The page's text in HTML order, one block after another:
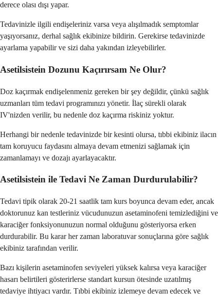
derece olası dışı yapar.
Tedavinizle ilgili endişeleriniz varsa veya alışılmadık semptomlar
yaşıyorsanız, derhal sağlık ekibinize bildirin. Gerekirse tedavinizde
ayarlama yapabilir ve sizi daha yakından izleyebilirler.
Asetilsistein Dozunu Kaçırırsam Ne Olur?
Doz kaçırmak endişelenmeniz gereken bir şey değildir, çünkü sağlık
uzmanları tüm tedavi programınızı yönetir. İlaç sürekli olarak
IV'nizden verilir, bu nedenle doz kaçırma riskiniz yoktur.
Herhangi bir nedenle tedavinizde bir kesinti olursa, tıbbi ekibiniz ilacın
tam koruyucu faydasını almaya devam etmenizi sağlamak için
zamanlamayı ve dozajı ayarlayacaktır.
Asetilsistein ile Tedavi Ne Zaman Durdurulabilir?
Tedavi tipik olarak 20-21 saatlik tam kurs boyunca devam eder, ancak
doktorunuz kan testleriniz vücudunuzun asetaminofeni temizlediğini ve
karaciğer fonksiyonunuzun normal olduğunu gösteriyorsa erken
durdurabilir. Bu karar her zaman laboratuvar sonuçlarına göre sağlık
ekibiniz tarafından verilir.
Bazı kişilerin asetaminofen seviyeleri yüksek kalırsa veya karaciğer
hasarı belirtileri gösterirlerse standart kursun ötesinde uzatılmış
tedaviye ihtiyacı vardır. Tıbbi ekibiniz izlemeye devam edecek ve